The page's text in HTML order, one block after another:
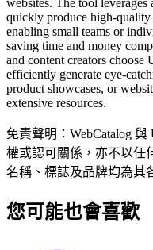
quickly produce high-
enabling small teams or
saving time and money
and content creators
efficiently generate eye-
product showcases, or
extensive resources.
免責聲明：WebCatalog
權或認可關係，亦不以任
名稱、標誌及品牌均為其
您可能也會喜歡